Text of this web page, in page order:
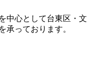
中心として台東区・文
承っております。